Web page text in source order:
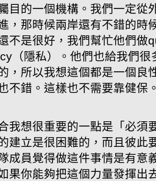
目的一個機構。我們一定從
，那時候兩岸還有不錯的時
不是很好，我們幫忙他們做
（隱私）。他們也給我們
，所以我想這個都是一個良
不錯。這樣也不需要靠健保。
我想很重要的一點是「必須
建立是很困難的，而且彼此
成員覺得做這件事情是有意
果你能夠把這個力量發揮出